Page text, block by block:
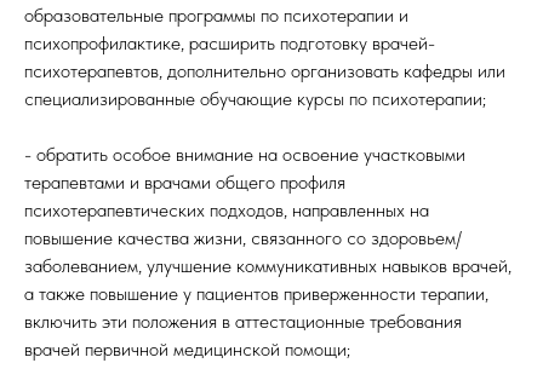
образовательные программы по психотерапии и
психопрофилактике, расширить подготовку врачей-
психотерапевтов, дополнительно организовать кафедры или
специализированные обучающие курсы по психотерапии;
- обратить особое внимание на освоение участковыми
терапевтами и врачами общего профиля
психотерапевтических подходов, направленных на
повышение качества жизни, связанного со здоровьем/
заболеванием, улучшение коммуникативных навыков врачей,
а также повышение у пациентов приверженности терапии,
включить эти положения в аттестационные требования
врачей первичной медицинской помощи;